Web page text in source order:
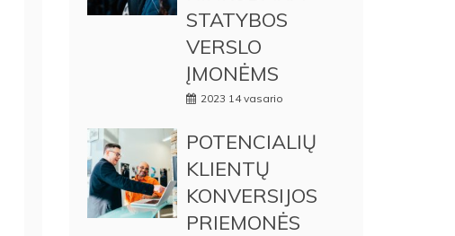
STATYBOS
VERSLO
ĮMONĖMS
2023 14 vasario
POTENCIALIŲ
KLIENTŲ
KONVERSIJOS
PRIEMONĖS